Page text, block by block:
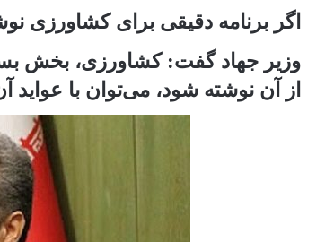
اگر برنامه دقیقی برای کشاورزی
وزیر جهاد گفت: ‌کشاورزی، بخش
از آن نوشته شود، می‌توان با